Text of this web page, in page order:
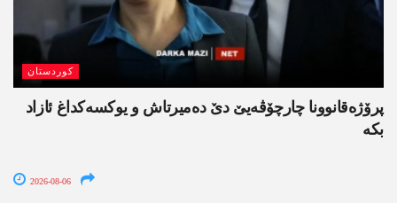
کوردستان
پرۆژەقانوونا چارچۆڤەیێ دێ دەمیرتاش و یوکسەکداغ ئازاد
بکە
2026-08-06